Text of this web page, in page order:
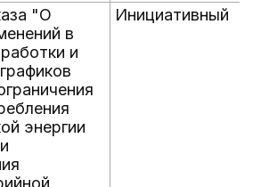
"О
в
и
энергии
Инициативный